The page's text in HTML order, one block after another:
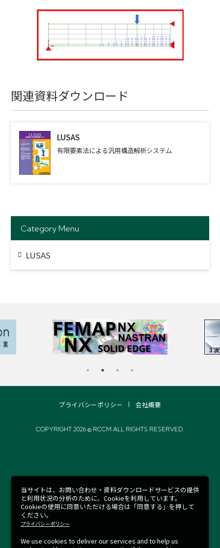
関連資料ダウンロード
LUSAS
有限要素法による汎用構造解析システム
Category Menu
LUSAS
プライバシーポリシー 会社概要
COPYRIGHT 2026 © RCCM ALL RIGHTS RESERVED.
当サイトは、お問い合わせ・資料ダウンロードサービスの提供
と利用状況の分析のために、Cookieを利用しています。
Cookieの使用に同意いただける場合は「同意する」を押して
ください。
プライバシーポリシー
We use cookies to deliver our services and to help us